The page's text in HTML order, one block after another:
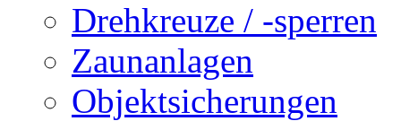
Drehkreuze / -sperren
Zaunanlagen
Objektsicherungen